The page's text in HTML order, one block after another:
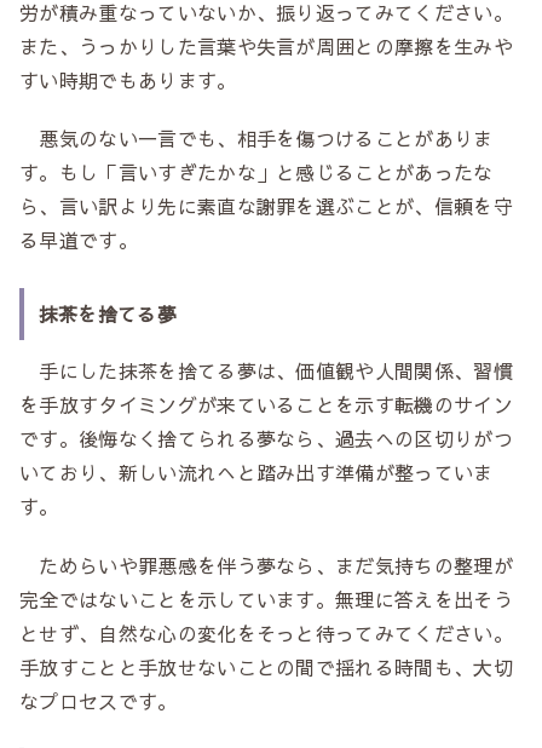
労が積み重なっていないか、振り返ってみてください。
また、うっかりした言葉や失言が周囲との摩擦を生みや
すい時期でもあります。
悪気のない一言でも、相手を傷つけることがありま
す。もし「言いすぎたかな」と感じることがあったな
ら、言い訳より先に素直な謝罪を選ぶことが、信頼を守
る早道です。
抹茶を捨てる夢
手にした抹茶を捨てる夢は、価値観や人間関係、習慣
を手放すタイミングが来ていることを示す転機のサイン
です。後悔なく捨てられる夢なら、過去への区切りがつ
いており、新しい流れへと踏み出す準備が整っていま
す。
ためらいや罪悪感を伴う夢なら、まだ気持ちの整理が
完全ではないことを示しています。無理に答えを出そう
とせず、自然な心の変化をそっと待ってみてください。
手放すことと手放せないことの間で揺れる時間も、大切
なプロセスです。